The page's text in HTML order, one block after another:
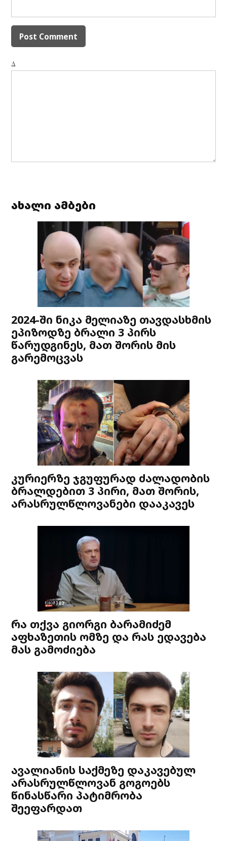
Δ
ახალი ამბები
2024-ში ნიკა მელიაზე თავდასხმის
ეპიზოდზე ბრალი 3 პირს
წარუდგინეს, მათ შორის მის
გარემოცვას
კურიერზე ჯგუფურად ძალადობის
ბრალდებით 3 პირი, მათ შორის,
არასრულწლოვანები დააკავეს
რა თქვა გიორგი ბარამიძემ
აფხაზეთის ომზე და რას ედავება
მას გამოძიება
ავალიანის საქმეზე დაკავებულ
არასრულწლოვან გოგოებს
წინასწარი პატიმრობა
შეეფარდათ